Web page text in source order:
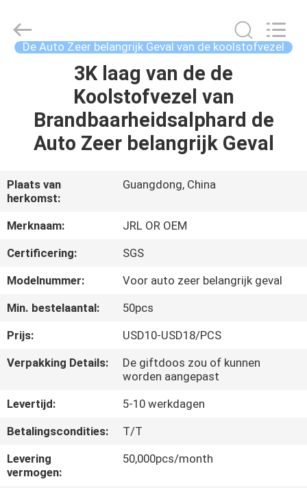
PRODUCTEN
VR-
SHOW
OVER
KWALITEITSCONTROLE
CONTACT
MET
ONS
OP
Technology
De Auto Zeer belangrijk Geval van de koolstofvezel
3K laag van de de
Koolstofvezel van
Brandbaarheidsalphard de
Auto Zeer belangrijk Geval
Plaats van
herkomst:
Guangdong, China
Merknaam:
JRL OR OEM
Certificering:
SGS
Modelnummer:
Voor auto zeer belangrijk geval
Min. bestelaantal:
50pcs
Prijs:
USD10-USD18/PCS
Verpakking Details:
De giftdoos zou of kunnen
worden aangepast
Levertijd:
5-10 werkdagen
Betalingscondities:
T/T
Levering
vermogen:
50,000pcs/month